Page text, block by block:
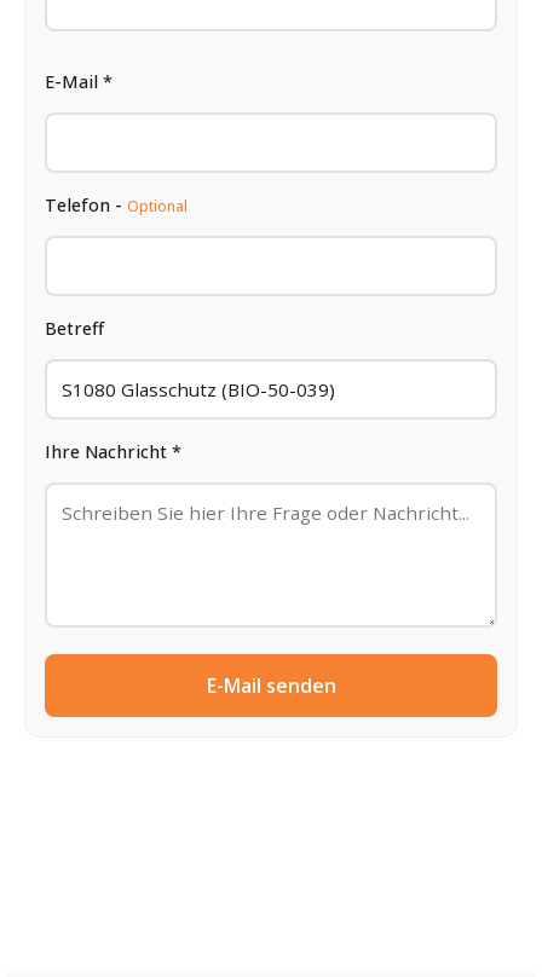
E-Mail *
Telefon - Optional
Betreff
Ihre Nachricht *
E-Mail senden